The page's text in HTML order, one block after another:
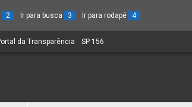
2 Ir para busca 3 Ir para rodapé 4
da Transparência (Link
SP 156